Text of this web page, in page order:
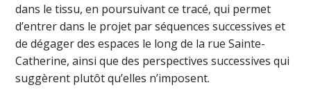
dans le tissu, en poursuivant ce tracé, qui permet
d’entrer dans le projet par séquences successives et
de dégager des espaces le long de la rue Sainte-
Catherine, ainsi que des perspectives successives qui
suggèrent plutôt qu’elles n’imposent.